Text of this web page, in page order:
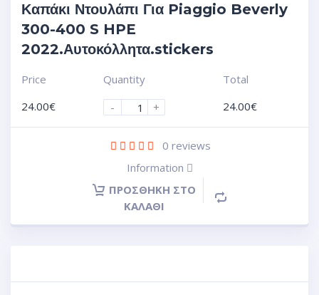
Καπάκι Ντουλάπι Για Piaggio Beverly
300-400 S HPE
2022.Αυτοκόλλητα.stickers
Price
24.00€
Quantity
-
+
Total
24.00€
0 reviews
Information
ΠΡΟΣΘΉΚΗ ΣΤΟ
ΚΑΛΆΘΙ